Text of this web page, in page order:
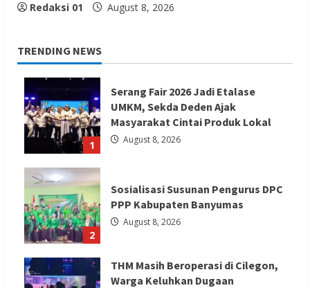
Redaksi 01 August 8, 2026
TRENDING NEWS
1
Serang Fair 2026 Jadi Etalase
UMKM, Sekda Deden Ajak
Masyarakat Cintai Produk Lokal
August 8, 2026
2
Sosialisasi Susunan Pengurus DPC
PPP Kabupaten Banyumas
August 8, 2026
THM Masih Beroperasi di Cilegon,
Warga Keluhkan Dugaan